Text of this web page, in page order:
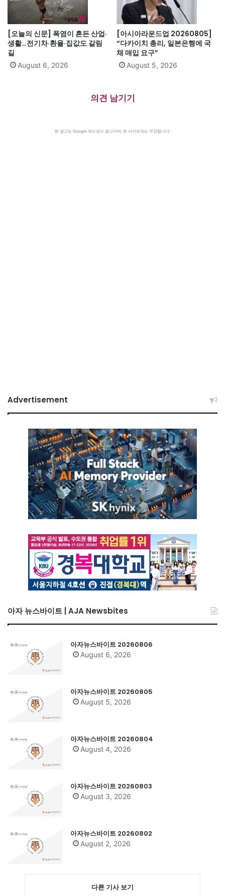
[오늘의 신문] 폭염이 흔든 산업·
생활…전기차·환율·집값도 갈림
길
August 6, 2026
[아시아라운드업 20260805]
“다카이치 총리, 일본은행에 국
채 매입 요구”
August 5, 2026
의견 남기기
본 광고는 Google 애드센스 광고이며, 본 사이트와는 무관합니다.
Advertisement
아자 뉴스바이트 | AJA Newsbites
아자뉴스바이트 20260806
August 6, 2026
아자뉴스바이트 20260805
August 5, 2026
아자뉴스바이트 20260804
August 4, 2026
아자뉴스바이트 20260803
August 3, 2026
아자뉴스바이트 20260802
August 2, 2026
다른 기사 보기